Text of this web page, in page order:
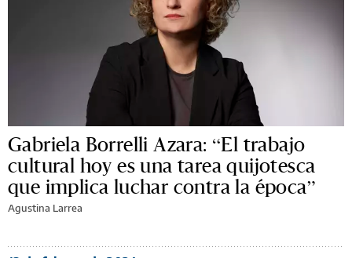
Gabriela Borrelli Azara: “El trabajo
cultural hoy es una tarea quijotesca
que implica luchar contra la época”
Agustina Larrea